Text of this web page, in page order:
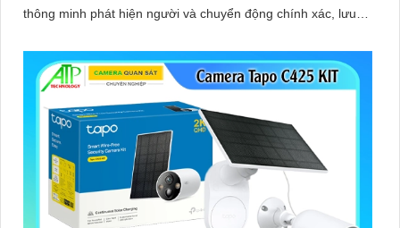
thông minh phát hiện người và chuyển động chính xác, lưu